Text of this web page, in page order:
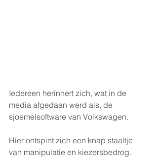
Iedereen herinnert zich, wat in de
media afgedaan werd als, de
sjoemelsoftware van Volkswagen.
Hier ontspint zich een knap staaltje
van manipulatie en kiezersbedrog.